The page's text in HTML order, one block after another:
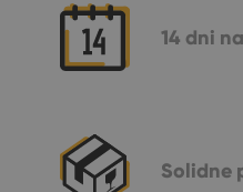
14 dni
Solidne